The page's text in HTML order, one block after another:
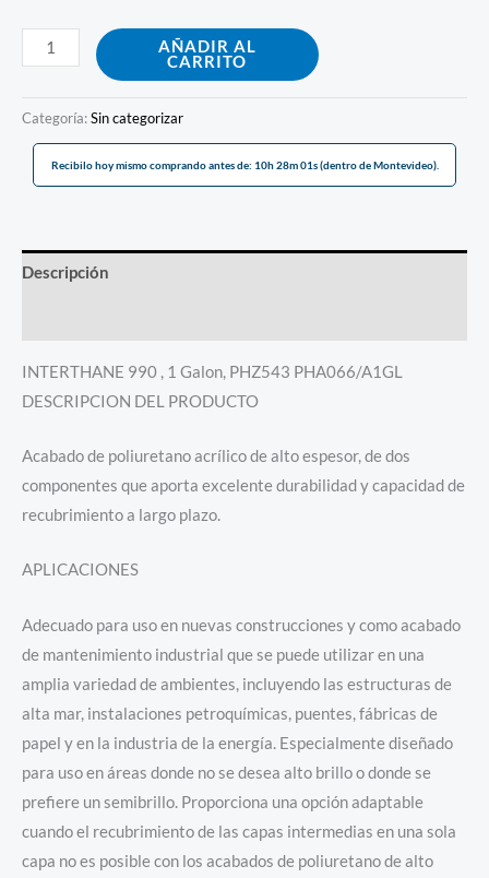
AÑADIR AL
CARRITO
Categoría:Sin categorizar
Recibilo hoy mismo comprando antes de: 10h 28m 01s (dentro de Montevideo).
Descripción
INTERTHANE 990 , 1 Galon, PHZ543 PHA066/A1GL
DESCRIPCION DEL PRODUCTO
Acabado de poliuretano acrílico de alto espesor, de dos
componentes que aporta excelente durabilidad y capacidad de
recubrimiento a largo plazo.
APLICACIONES
Adecuado para uso en nuevas construcciones y como acabado
de mantenimiento industrial que se puede utilizar en una
amplia variedad de ambientes, incluyendo las estructuras de
alta mar, instalaciones petroquímicas, puentes, fábricas de
papel y en la industria de la energía. Especialmente diseñado
para uso en áreas donde no se desea alto brillo o donde se
prefiere un semibrillo. Proporciona una opción adaptable
cuando el recubrimiento de las capas intermedias en una sola
capa no es posible con los acabados de poliuretano de alto